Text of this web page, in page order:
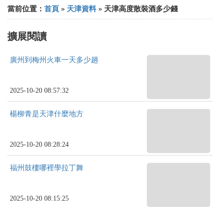
當前位置： 首頁 » 天津資料 » 天津高度散裝酒多少錢
擴展閱讀
廣州到梅州火車一天多少趟
2025-10-20 08:57:32
楊柳青是天津什麼地方
2025-10-20 08:28:24
福州鼓樓哪裡學拉丁舞
2025-10-20 08:15:25